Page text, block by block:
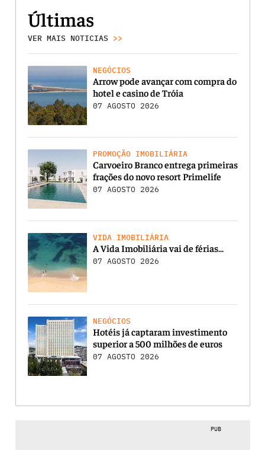
Últimas
VER MAIS NOTICIAS >>
NEGÓCIOS
Arrow pode avançar com compra do
hotel e casino de Tróia
07 AGOSTO 2026
PROMOÇÃO IMOBILIÁRIA
Carvoeiro Branco entrega primeiras
frações do novo resort Primelife
07 AGOSTO 2026
VIDA IMOBILIÁRIA
A Vida Imobiliária vai de férias…
07 AGOSTO 2026
NEGÓCIOS
Hotéis já captaram investimento
superior a 500 milhões de euros
07 AGOSTO 2026
PUB